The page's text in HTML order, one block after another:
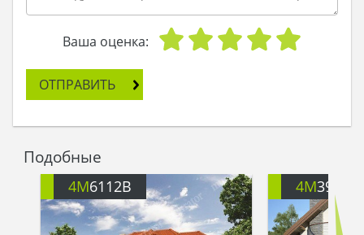
Ваша оценка:
ОТПРАВИТЬ
Подобные
4M6112B 4M391